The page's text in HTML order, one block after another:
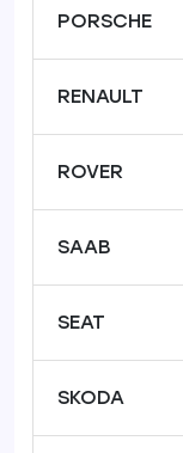
PORSCHE
RENAULT
ROVER
SAAB
SEAT
SKODA